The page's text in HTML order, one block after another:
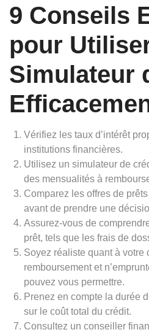
9 Conseils
pour
Simulateur
Vérifiez les taux d’intérêt
institutions financières.
Utilisez un simulateur de
des mensualités à
Comparez les offres de
avant de prendre une
Assurez-vous de
prêt, tels que les frais de
Soyez réaliste quant à votre
remboursement et
pouvez vous permettre.
Prenez en compte la durée
sur le coût total du crédit.
Consultez un conseiller